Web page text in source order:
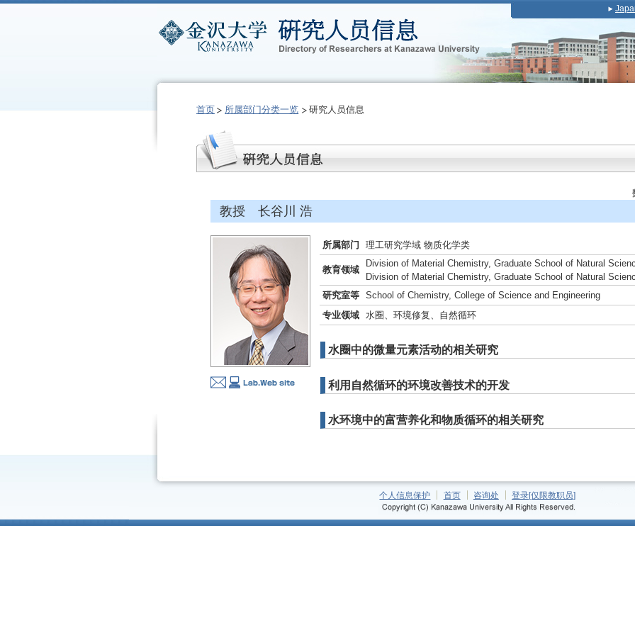
首页 所属部门分类一览 研究人员信息
教授 长谷川 浩
所属部门 理工研究学域 物质化学类
教育领域
Division of Material Chemistry, Graduate School of Natural
Division of Material Chemistry, Graduate School of Natural
研究室等 School of Chemistry, College of Science and Engineering
专业领域 水圈、环境修复、自然循环
水圈中的微量元素活动的相关研究
利用自然循环的环境改善技术的开发
水环境中的富营养化和物质循环的相关研究
个人信息保护 首页 咨询处 登录[仅限教职员]